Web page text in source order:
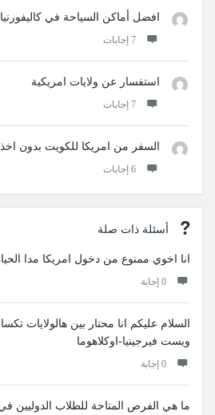
افضل أماكن السياحة في كاليفورنيا
‫7 إجابات
استفسار عن ولايات امريكية
‫7 إجابات
السفر من امريكا للكويت بدون اخذ
‫6 إجابات
أسئلة ذات صلة
انا اخوي ممنوع من دخول امريكا مدا
‫0 إجابة
السلام عليكم انا محتار بين هالولايات
ويست فيرجينيا-اوكلاهوما
‫0 إجابة
ما هي الفرص المتاحة للطلاب الدوليين